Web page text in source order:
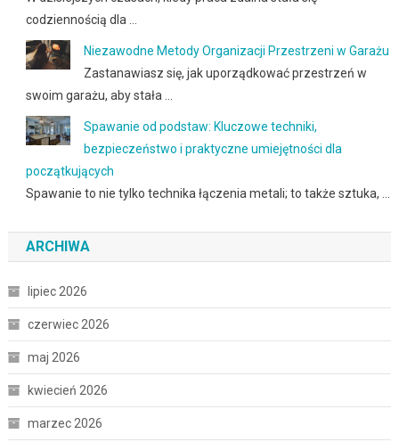
codziennością dla …
Niezawodne Metody Organizacji Przestrzeni w Garażu
Zastanawiasz się, jak uporządkować przestrzeń w
swoim garażu, aby stała …
Spawanie od podstaw: Kluczowe techniki,
bezpieczeństwo i praktyczne umiejętności dla
początkujących
Spawanie to nie tylko technika łączenia metali; to także sztuka, …
ARCHIWA
lipiec 2026
czerwiec 2026
maj 2026
kwiecień 2026
marzec 2026